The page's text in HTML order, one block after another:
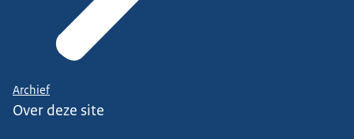
Archief
Over deze site